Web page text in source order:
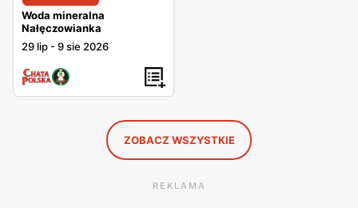
Woda mineralna
Nałęczowianka
29 lip -9 sie 2026
ZOBACZ WSZYSTKIE
REKLAMA